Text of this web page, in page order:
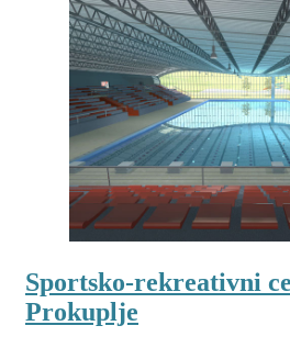
Sportsko-rekreativni
Prokuplje